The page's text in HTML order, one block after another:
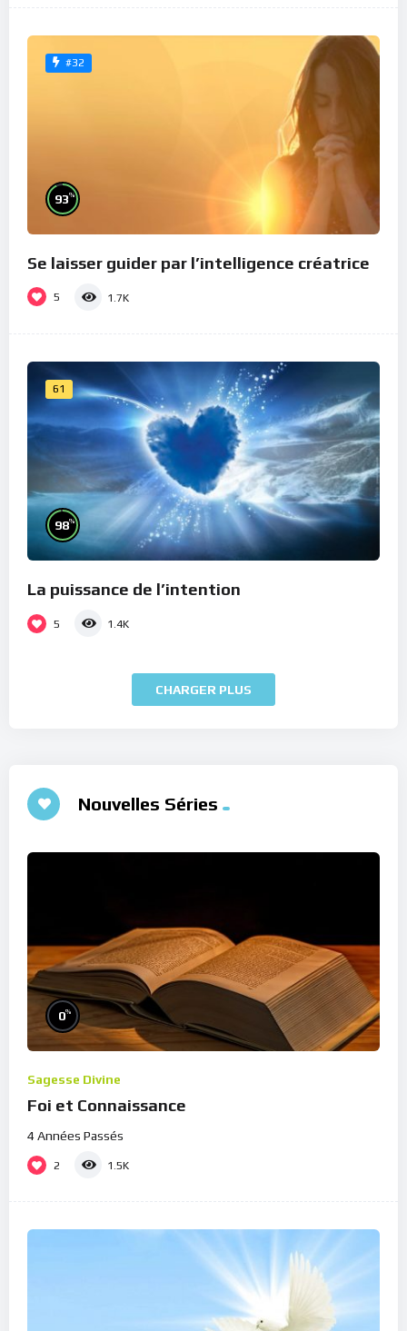
#32
93%
Se laisser guider par l’intelligence créatrice
5 1.7K
61
98%
La puissance de l’intention
5 1.4K
CHARGER PLUS
Nouvelles Séries
0%
Sagesse Divine
Foi et Connaissance
4 Années Passés
2 1.5K